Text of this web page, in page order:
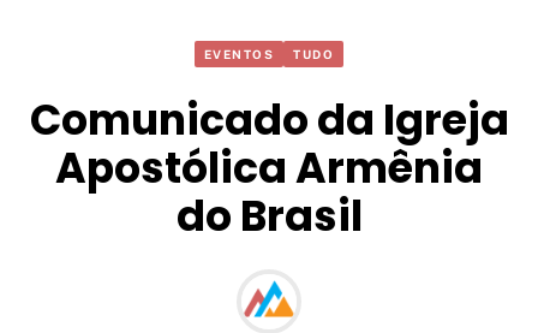
EVENTOS TUDO
Comunicado da Igreja
Apostólica Armênia
do Brasil